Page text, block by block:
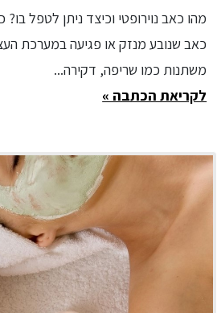
מהו כאב נוירופטי וכיצד ניתן לטפל בו?
כאב שנובע מנזק או פגיעה במערכת
משתנות כמו שריפה, דקירה...
לקריאת הכתבה »